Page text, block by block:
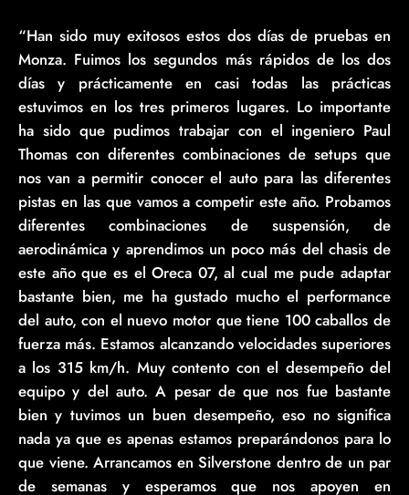
“Han sido muy exitosos estos dos días de pruebas en
Monza. Fuimos los segundos más rápidos de los dos
días y prácticamente en casi todas las prácticas
estuvimos en los tres primeros lugares. Lo importante
ha sido que pudimos trabajar con el ingeniero Paul
Thomas con diferentes combinaciones de setups que
nos van a permitir conocer el auto para las diferentes
pistas en las que vamos a competir este año. Probamos
diferentes combinaciones de suspensión, de
aerodinámica y aprendimos un poco más del chasis de
este año que es el Oreca 07, al cual me pude adaptar
bastante bien, me ha gustado mucho el performance
del auto, con el nuevo motor que tiene 100 caballos de
fuerza más. Estamos alcanzando velocidades superiores
a los 315 km/h. Muy contento con el desempeño del
equipo y del auto. A pesar de que nos fue bastante
bien y tuvimos un buen desempeño, eso no significa
nada ya que es apenas estamos preparándonos para lo
que viene. Arrancamos en Silverstone dentro de un par
de semanas y esperamos que nos apoyen en